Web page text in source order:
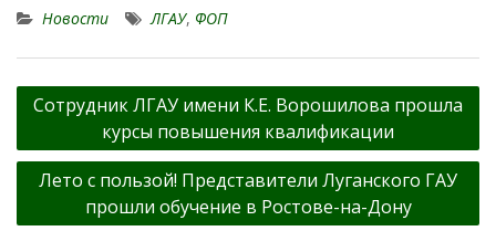
Новости ЛГАУ, ФОП
Навигация
записям
Сотрудник ЛГАУ имени К.Е. Ворошилова прошла
курсы повышения квалификации
Лето с пользой! Представители Луганского ГАУ
прошли обучение в Ростове-на-Дону